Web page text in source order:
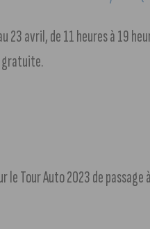
23 avril, de 11 heures à 19
gratuite.
le Tour Auto 2023 de passage